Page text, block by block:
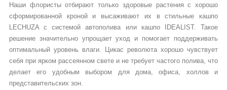
Наши флористы отбирают только здоровые растения с хорошо
сформированной кроной и высаживают их в стильные кашпо
LECHUZA с системой автополива или кашпо IDEALIST. Такое
решение значительно упрощает уход и помогает поддерживать
оптимальный уровень влаги. Цикас революта хорошо чувствует
себя при ярком рассеянном свете и не требует частого полива, что
делает его удобным выбором для дома, офиса, холлов и
представительских зон.